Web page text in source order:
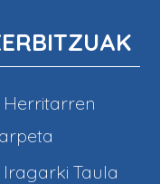
Herritarren
Iragarki Taula